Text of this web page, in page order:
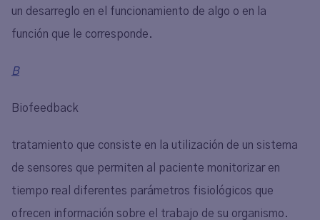
un desarreglo en el funcionamiento de algo o en la
función que le corresponde.
B
Biofeedback
tratamiento que consiste en la utilización de un sistema
de sensores que permiten al paciente monitorizar en
tiempo real diferentes parámetros fisiológicos que
ofrecen información sobre el trabajo de su organismo.